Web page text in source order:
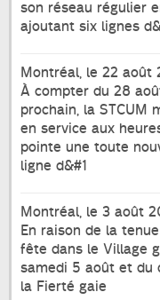
son réseau régulier
ajoutant six lignes
Montréal, le 22 août
À compter du 28
prochain, la STCUM
en service aux
pointe une toute
ligne d&#1
Montréal, le 3 août
En raison de la
fête dans le Village
samedi 5 août et du
la Fierté gaie